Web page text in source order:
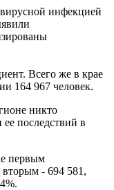
инфекцией
Всего же в крае
164 967 человек.
никто
последствий в
первым
- 694 581,